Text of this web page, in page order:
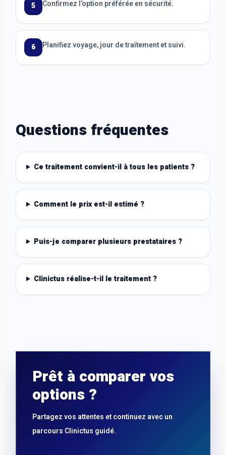
5 Confirmez l’option préférée en sécurité.
6 Planifiez voyage, jour de traitement et suivi.
Questions fréquentes
Ce traitement convient-il à tous les patients ?
Comment le prix est-il estimé ?
Puis-je comparer plusieurs prestataires ?
Clinictus réalise-t-il le traitement ?
Prêt à comparer vos
options ?
Partagez vos attentes et continuez avec un
parcours Clinictus guidé.